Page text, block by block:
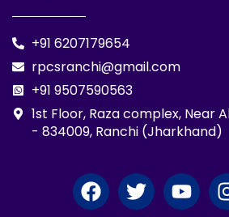
+91 6207179654
rpcsranchi@gmail.com
+91 9507590563
1st Floor, Raza complex, Near
- 834009, Ranchi (Jharkhand)
F
a
T
w
Y
o